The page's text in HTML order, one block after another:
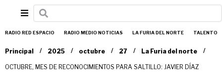
RADIO RED ESPACIO RADIO MEDIO NOTICIAS LA FURIA DEL NORTE TALENTO
Principal / 2025 / octubre / 27 / La Furia del norte /
OCTUBRE, MES DE RECONOCIMIENTOS PARA SALTILLO: JAVIER DÍAZ